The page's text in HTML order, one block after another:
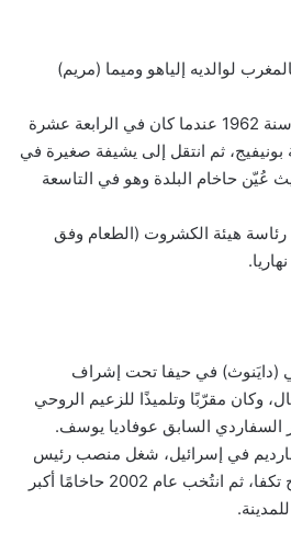
لوالديه إلياهو وميما (مريم)
هاجرت عائلته إلى إسرائيل سنة 1962 عندما كان في الرابعة عشرة
ثم انتقل إلى يشيفة صغيرة في
حاخام البلدة وهو في التاسعة
هيئة الكشروت (الطعام وفق
(دايَنوث) في حيفا تحت إشراف
وكان مقرّبًا وتلميذًا للزعيم الروحي
السفاردي السابق عوفاديا يوسف.
في إسرائيل، شغل منصب رئيس
المحكمة الحاخامية في بيتاح تكفا، ثم انتُخب عام 2002 حاخامًا أكبر